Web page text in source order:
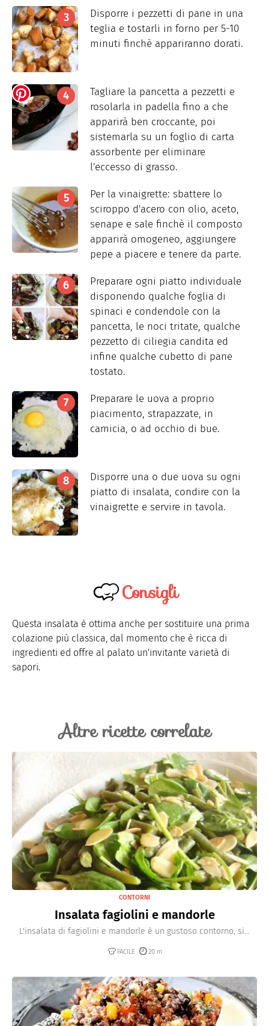
Disporre i pezzetti di pane in una
teglia e tostarli in forno per 5-10
minuti finchè appariranno dorati.
Tagliare la pancetta a pezzetti e
rosolarla in padella fino a che
apparirà ben croccante, poi
sistemarla su un foglio di carta
assorbente per eliminare
l'eccesso di grasso.
Per la vinaigrette: sbattere lo
sciroppo d'acero con olio, aceto,
senape e sale finchè il composto
apparirà omogeneo, aggiungere
pepe a piacere e tenere da parte.
Preparare ogni piatto individuale
disponendo qualche foglia di
spinaci e condendole con la
pancetta, le noci tritate, qualche
pezzetto di ciliegia candita ed
infine qualche cubetto di pane
tostato.
Preparare le uova a proprio
piacimento, strapazzate, in
camicia, o ad occhio di bue.
Disporre una o due uova su ogni
piatto di insalata, condire con la
vinaigrette e servire in tavola.
Consigli
Questa insalata è ottima anche per sostituire una prima
colazione più classica, dal momento che è ricca di
ingredienti ed offre al palato un'invitante varietà di
sapori.
Altre ricette correlate
CONTORNI
Insalata fagiolini e mandorle
L'insalata di fagiolini e mandorle è un gustoso contorno, si...
FACILE 20 m